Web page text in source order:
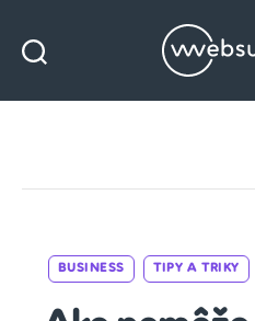
BUSINESS TIPY A TRIKY